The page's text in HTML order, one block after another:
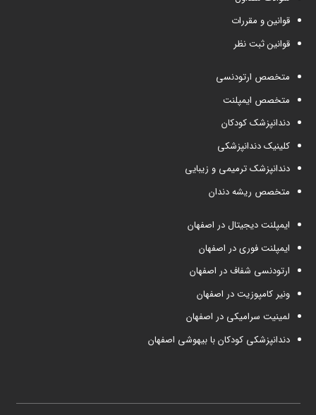
قوانین و مقررات
قوانین ثبت نظر
متخصص ارتودنسی
متخصص ایمپلنت
دندانپزشک کودکان
کلینیک دندانپزشکی
دندانپزشک ترمیمی و زیبایی
متخصص ریشه دندان
ایمپلنت دیجیتال در اصفهان
ایمپلنت فوری در اصفهان
ارتودنسی شفاف در اصفهان
ونیر کامپوزیت در اصفهان
لمینیت سرامیکی در اصفهان
دندانپزشکی کودکان با بیهوشی اصفهان